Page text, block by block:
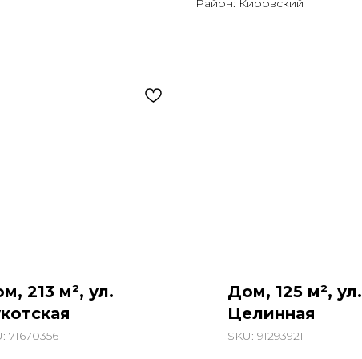
Район: Кировский
213 м², ул.
71670356
Дом, 125 м², ул.
Целинная
SKU: 91293921